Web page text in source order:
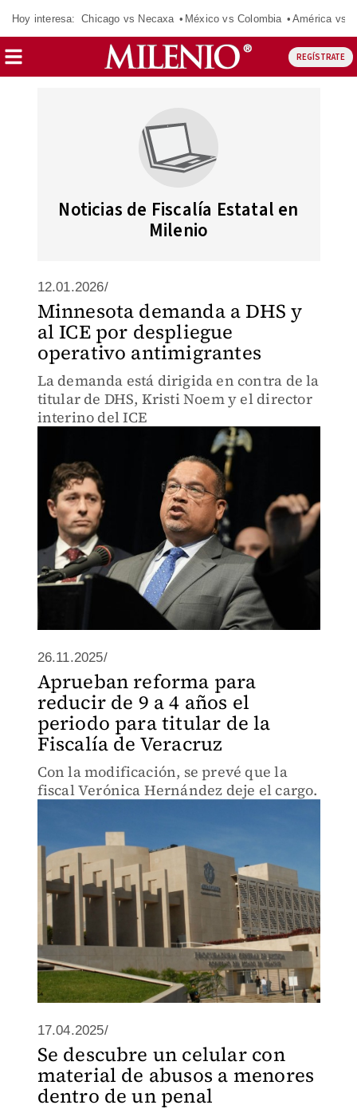
Hoy interesa: Chicago vs Necaxa México vs Colombia América vs
REGÍSTRATE
Noticias de Fiscalía Estatal en
Milenio
12.01.2026/
Minnesota demanda a DHS y
al ICE por despliegue
operativo antimigrantes
La demanda está dirigida en contra de la
titular de DHS, Kristi Noem y el director
interino del ICE
26.11.2025/
Aprueban reforma para
reducir de 9 a 4 años el
periodo para titular de la
Fiscalía de Veracruz
Con la modificación, se prevé que la
fiscal Verónica Hernández deje el cargo.
17.04.2025/
Se descubre un celular con
material de abusos a menores
dentro de un penal